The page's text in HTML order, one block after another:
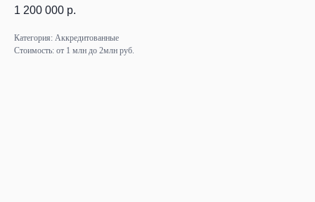
1 200 000 р.
Категория: Аккредитованные
Стоимость: от 1 млн до 2млн руб.